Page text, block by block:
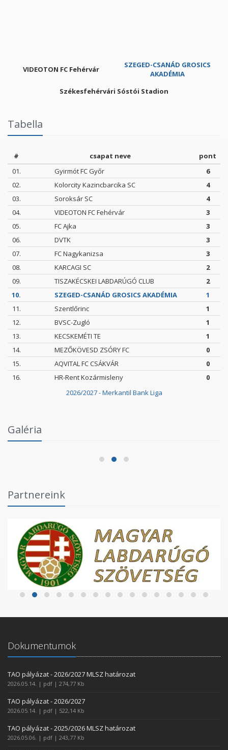
VIDEOTON FC Fehérvár
SZEGED-CSANÁD GROSICS
AKADÉMIA
Székesfehérvári Sóstói Stadion
Tabella
2026/2027 - Merkantil Bank Liga
# csapat neve
pont
01.
Gyirmót FC Győr
6
02.
Kolorcity Kazincbarcika SC
4
03.
Soroksár SC
4
04.
VIDEOTON FC Fehérvár
3
05.
FC Ajka
3
06.
DVTK
3
07.
FC Nagykanizsa
3
08.
KARCAGI SC
2
09.
TISZAKÉCSKEI LABDARÚGÓ CLUB
2
10.
SZEGED-CSANÁD GROSICS AKADÉMIA
1
11.
Szentlőrinc
1
12.
BVSC-Zugló
1
13.
KECSKEMÉTI TE
1
14.
MEZŐKÖVESD ZSÓRY FC
0
15.
AQVITAL FC CSÁKVÁR
0
16.
HR-Rent Kozármisleny 0
Galéria
Fórumban
2026.06.03.
Partnereink
Dokumentumok
TAO pályázat - 2026/2027 MLSZ határozat
2026.05.14. | pdf | 274,77 Kb
TAO pályázat - 2026/2027
2026.05.14. | pdf | 522,14 Kb
TAO pályázat - 2025/2026 MLSZ határozat
2026.05.06. | pdf | 243,77 Kb